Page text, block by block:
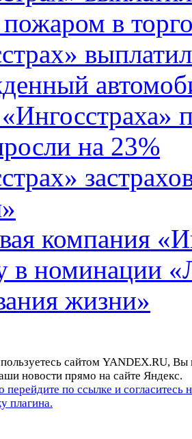
пожаром в
на 23%
компания
в номинации
жизни»
сайтом YANDEX.RU, Вы
новости прямо на сайте Яндекс.
перейдите по ссылке и согласитесь
плагина.